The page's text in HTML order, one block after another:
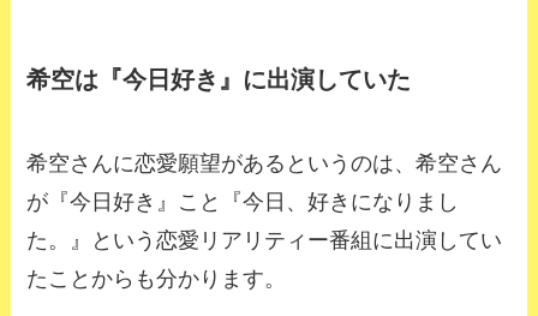
希空は『今日好き』に出演していた
希空さんに恋愛願望があるというのは、希空さん
が『今日好き』こと『今日、好きになりまし
た。』という恋愛リアリティー番組に出演してい
たことからも分かります。